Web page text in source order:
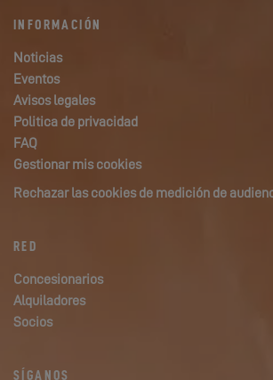
INFORMACIÓN
Noticias
Eventos
Avisos legales
Politica de privacidad
FAQ
Gestionar mis cookies
Rechazar las cookies de medición de
RED
Concesionarios
Alquiladores
Socios
SÍGANOS